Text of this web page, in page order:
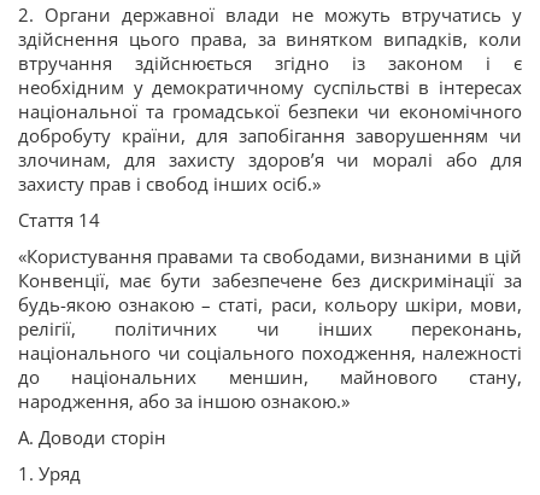
2. Органи державної влади не можуть втручатись у
здійснення цього права, за винятком випадків, коли
втручання здійснюється згідно із законом і є
необхідним у демократичному суспільстві в інтересах
національної та громадської безпеки чи економічного
добробуту країни, для запобігання заворушенням чи
злочинам, для захисту здоров’я чи моралі або для
захисту прав і свобод інших осіб.»
Стаття 14
«Користування правами та свободами, визнаними в цій
Конвенції, має бути забезпечене без дискримінації за
будь-якою ознакою – статі, раси, кольору шкіри, мови,
релігії, політичних чи інших переконань,
національного чи соціального походження, належності
до національних меншин, майнового стану,
народження, або за іншою ознакою.»
A. Доводи сторін
1. Уряд